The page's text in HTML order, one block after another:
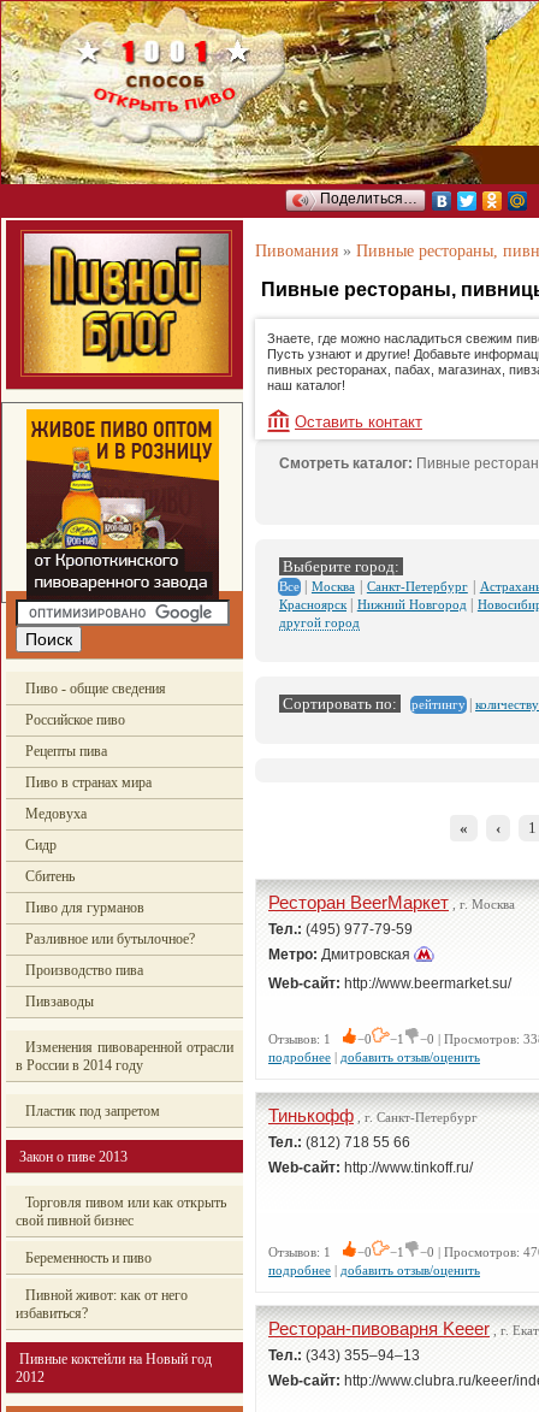
Поделиться…
Пиво - общие сведения
Российское пиво
Рецепты пива
Пиво в странах мира
Медовуха
Сидр
Сбитень
Пиво для гурманов
Разливное или бутылочное?
Производство пива
Пивзаводы
Изменения пивоваренной отрасли
в России в 2014 году
Пластик под запретом
Закон о пиве 2013
Торговля пивом или как открыть
свой пивной бизнес
Беременность и пиво
Пивной живот: как от него
избавиться?
Пивные коктейли на Новый год
2012
Пивомания » Пивные рестораны,
Пивные рестораны,
Знаете, где можно насладиться свежим
Пусть узнают и другие! Добавьте
пивных ресторанах, пабах, магазинах,
наш каталог!
Оставить контакт
Смотреть каталог: Пивные
Выберите город:
Все| Москва| Санкт-Петербург|
Красноярск| Нижний Новгород
другой город
Сортировать по: рейтингу|
« ‹ 1
Ресторан BeerМаркет, г. Москва
Тел.: (495) 977-79-59
Метро: Дмитровская
Web-сайт: http://www.beermarket.su/
Отзывов: 1 −0 −1
−0 | Просмотров:
подробнее | добавить отзыв/оценить
Тинькофф, г. Санкт-Петербург
Тел.: (812) 718 55 66
Web-сайт: http://www.tinkoff.ru/
Отзывов: 1 −0 −1
−0 | Просмотров:
подробнее | добавить отзыв/оценить
Ресторан-пивоварня Keeer , г.
Тел.: (343) 355–94–13
Web-сайт: http://www.clubra.ru/keeer/